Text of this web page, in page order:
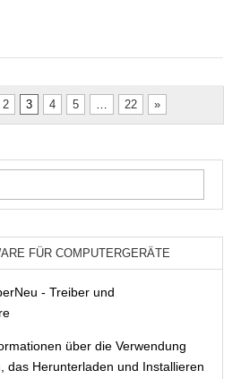
2 3 4 5 … 22 »
FÜR COMPUTERGERÄTE
über die Verwendung
das Herunterladen und Installieren